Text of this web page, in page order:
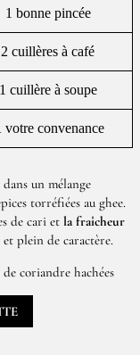
1 bonne pincée
2 cuillères à café
1 cuillère à soupe
votre convenance
un mélange
torréfiées au ghee.
de cari et la fraîcheur
plein de caractère.
coriandre hachées